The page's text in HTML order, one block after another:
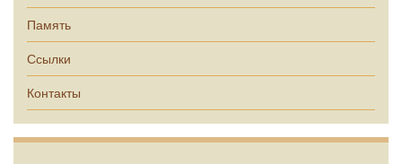
Память
Ссылки
Контакты